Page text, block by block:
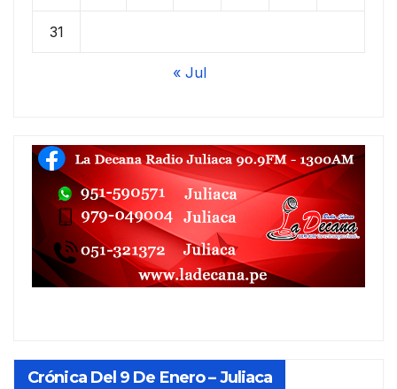
31
« Jul
Crónica Del 9 De Enero – Juliaca